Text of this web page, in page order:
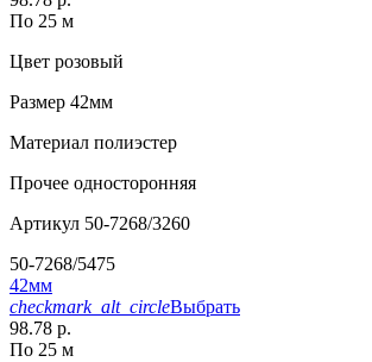
По 25 м
Цвет розовый
Размер 42мм
Материал полиэстер
Прочее односторонняя
Артикул 50-7268/3260
50-7268/5475
42мм
checkmark_alt_circleВыбрать
98.78 р.
По 25 м